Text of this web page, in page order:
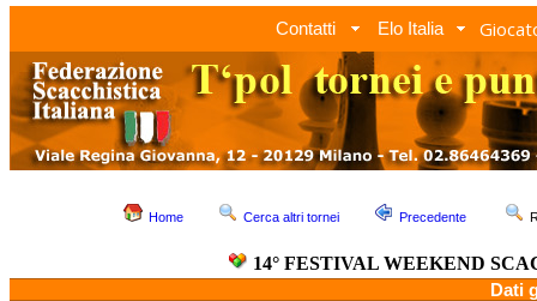
Contatti Elo Italia
Home Cerca altri tornei Precedente
14° FESTIVAL WEEKEND
Dati